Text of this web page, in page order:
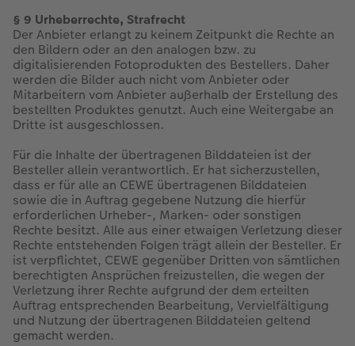
§ 9 Urheberrechte, Strafrecht
Der Anbieter erlangt zu keinem Zeitpunkt die Rechte an
den Bildern oder an den analogen bzw. zu
digitalisierenden Fotoprodukten des Bestellers. Daher
werden die Bilder auch nicht vom Anbieter oder
Mitarbeitern vom Anbieter außerhalb der Erstellung des
bestellten Produktes genutzt. Auch eine Weitergabe an
Dritte ist ausgeschlossen.
Für die Inhalte der übertragenen Bilddateien ist der
Besteller allein verantwortlich. Er hat sicherzustellen,
dass er für alle an CEWE übertragenen Bilddateien
sowie die in Auftrag gegebene Nutzung die hierfür
erforderlichen Urheber-, Marken- oder sonstigen
Rechte besitzt. Alle aus einer etwaigen Verletzung dieser
Rechte entstehenden Folgen trägt allein der Besteller. Er
ist verpflichtet, CEWE gegenüber Dritten von sämtlichen
berechtigten Ansprüchen freizustellen, die wegen der
Verletzung ihrer Rechte aufgrund der dem erteilten
Auftrag entsprechenden Bearbeitung, Vervielfältigung
und Nutzung der übertragenen Bilddateien geltend
gemacht werden.